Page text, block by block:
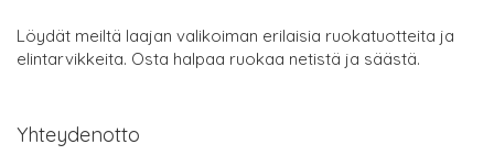
Löydät meiltä laajan valikoiman erilaisia ruokatuotteita ja
elintarvikkeita. Osta halpaa ruokaa netistä ja säästä.
Yhteydenotto